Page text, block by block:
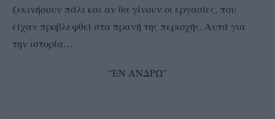
ξεκινήσουν πάλι και αν θα γίνουν οι εργασίες, που
είχαν προβλεφθεί στα πρανή της περιοχής. Αυτά για
την ιστορία…
“ΕΝ ΑΝΔΡΩ”